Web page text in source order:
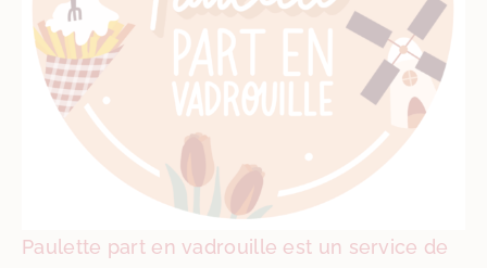
Paulette part en vadrouille est un service de